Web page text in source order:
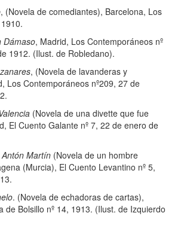
, (Novela de comediantes), Barcelona, Los
Dámaso, Madrid, Los Contemporáneos nº
1912. (Ilust. de Robledano).
, (Novela de lavanderas y
Los Contemporáneos nº209, 27 de
(Novela de una divette que fue
El Cuento Galante nº 7, 22 de enero de
Martín (Novela de un hombre
(Murcia), El Cuento Levantino nº 5,
. (Novela de echadoras de cartas),
de Bolsillo nº 14, 1913. (Ilust. de Izquierdo